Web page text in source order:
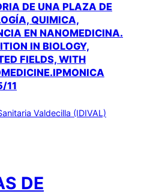
DE UNA PLAZA DE
QUIMICA,
EN NANOMEDICINA.
IN BIOLOGY,
FIELDS, WITH
11
Valdecilla (IDIVAL)
DE